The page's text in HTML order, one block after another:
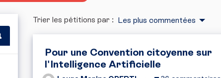
Trier les pétitions par : Les plus commentées
Pour une Convention citoyenne sur
l'Intelligence Artificielle